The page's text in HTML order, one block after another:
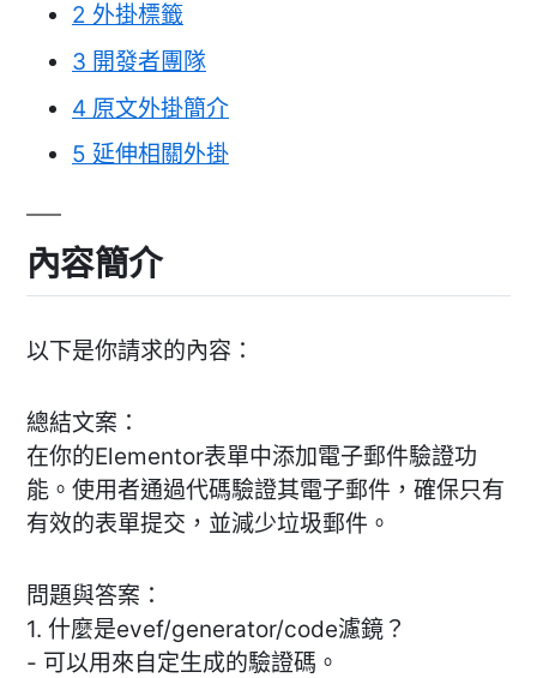
2 外掛標籤
3 開發者團隊
4 原文外掛簡介
5 延伸相關外掛
內容簡介
以下是你請求的內容：
總結文案：
在你的Elementor表單中添加電子郵件驗證功
能。使用者通過代碼驗證其電子郵件，確保只有
有效的表單提交，並減少垃圾郵件。
問題與答案：
1. 什麼是evef/generator/code濾鏡？
- 可以用來自定生成的驗證碼。